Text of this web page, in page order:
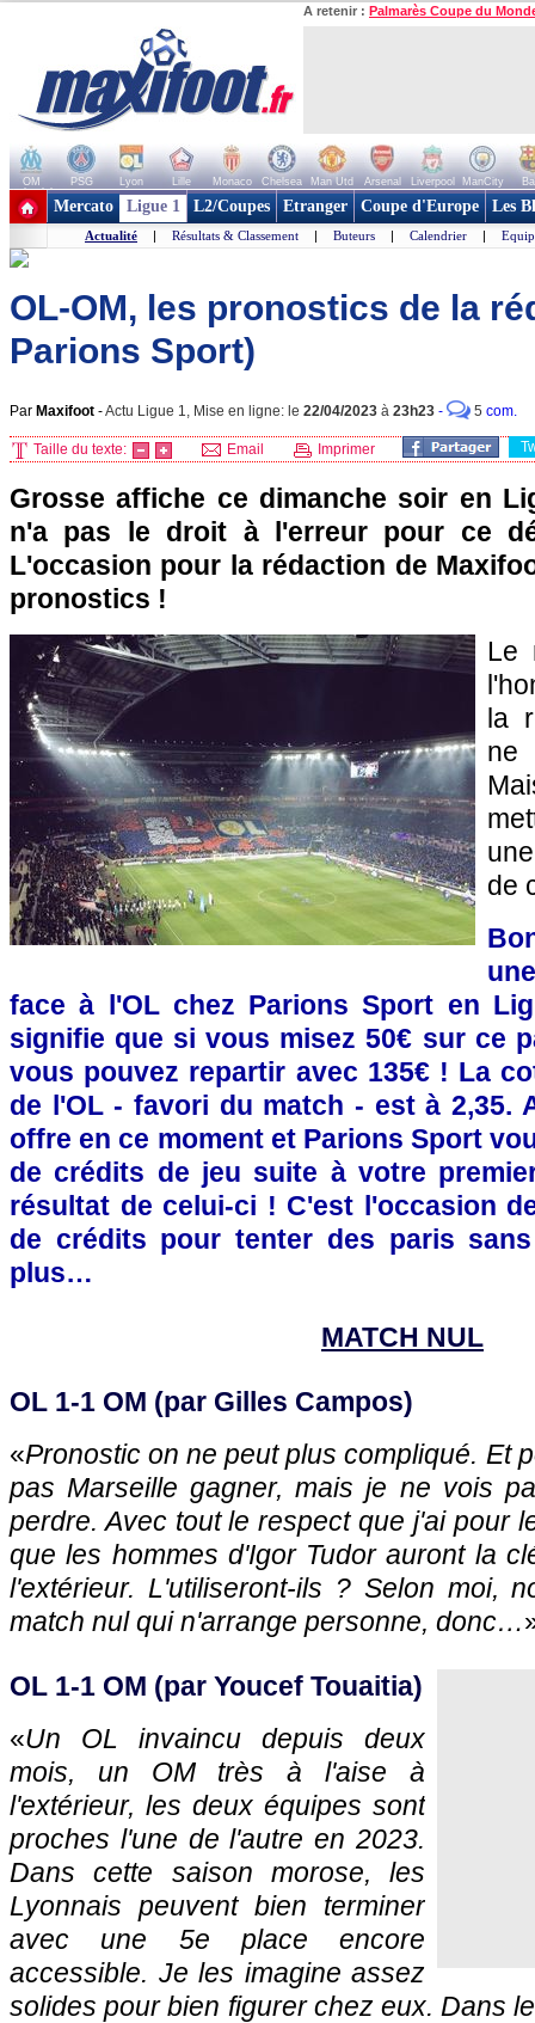
A retenir : Palmarès Coupe du
OM PSG Lyon Lille Monaco Chelsea Man Utd Arsenal Liverpool ManCity
+ de clubs
Mercato Ligue 1 L2/Coupes Etranger Coupe d'Europe Les
Actualité | Résultats & Classement | Buteurs | Calendrier |
OL-OM, les pronostics de la
Parions Sport)
Par Maxifoot -Actu Ligue 1, Mise en ligne: le 22/04/2023 à 23h23 - 5 com.
Taille du texte: Email Imprimer
Grosse affiche ce dimanche soir en
n'a pas le droit à l'erreur pour ce
L'occasion pour la rédaction de
pronostics !
Le
la
ne
de
face à l'OL chez Parions Sport en
signifie que si vous misez 50€ sur ce
vous pouvez repartir avec 135€ ! La
de l'OL - favori du match - est à 2,35.
offre en ce moment et Parions Sport
de crédits de jeu suite à votre
résultat de celui-ci ! C'est l'occasion
de crédits pour tenter des paris
plus…
MATCH NUL
OL 1-1 OM (par Gilles Campos)
«Pronostic on ne peut plus compliqué. Et
pas Marseille gagner, mais je ne vois
perdre. Avec tout le respect que j'ai pour
que les hommes d'Igor Tudor auront la
l'extérieur. L'utiliseront-ils ? Selon moi,
match nul qui n'arrange personne, donc…
OL 1-1 OM (par Youcef Touaitia)
«Un OL invaincu depuis deux
mois, un OM très à l'aise à
l'extérieur, les deux équipes sont
proches l'une de l'autre en 2023.
Dans cette saison morose, les
Lyonnais peuvent bien terminer
avec une 5e place encore
accessible. Je les imagine assez
solides pour bien figurer chez eux. Dans